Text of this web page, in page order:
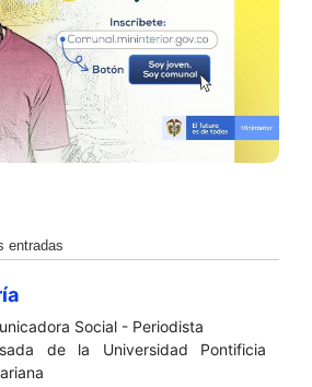
entradas
Social - Periodista
de la Universidad Pontificia